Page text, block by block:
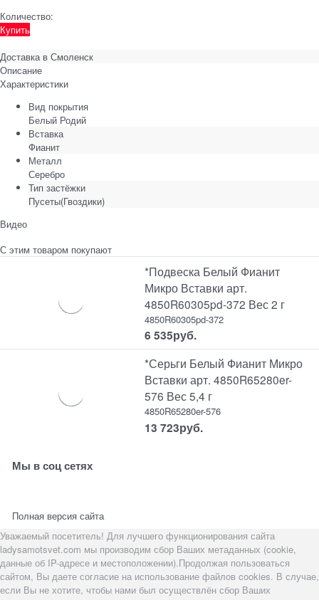
Количество:
Купить
Доставка в Смоленск
Описание
Характеристики
Вид покрытия
Белый Родий
Вставка
Фианит
Металл
Серебро
Тип застёжки
Пусеты(Гвоздики)
Видео
С этим товаром покупают
*Подвеска Белый Фианит
Микро Вставки арт.
4850R60305pd-372 Вес 2 г
4850R60305pd-372
6 535руб.
*Серьги Белый Фианит Микро
Вставки арт. 4850R65280er-
576 Вес 5,4 г
4850R65280er-576
13 723руб.
Мы в соц сетях
Полная версия сайта
Уважаемый посетитель! Для лучшего функционирования сайта
ladysamotsvet.com мы производим сбор Ваших метаданных (cookie,
данные об IP-адресе и местоположении).Продолжая пользоваться
сайтом, Вы даете согласие на использование файлов cookies. В случае,
если Вы не хотите, чтобы нами был осуществлён сбор Ваших